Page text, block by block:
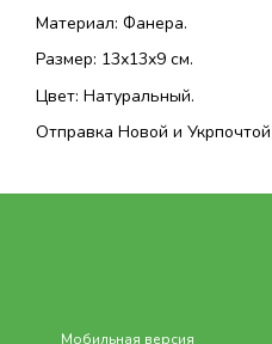
Материал: Фанера.
Размер: 13х13х9 см.
Цвет: Натуральный.
Отправка Новой и
Мобильная версия